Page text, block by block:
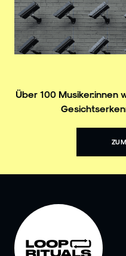
Über 100 Musiker:innen